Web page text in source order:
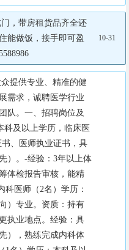
，带房租货品齐全还
能做饭，接手即可盈
10-31
提供专业、精准的健
需求，诚聘医学行业
队。一、招聘岗位及
科及以上学历，临床医
、医师执业证书，具
）。-经验：3年以上体
体检报告审核，能精
医师（2名）学历：
）专业。资质：持有
执业地点。经验：具
），熟练完成内科体